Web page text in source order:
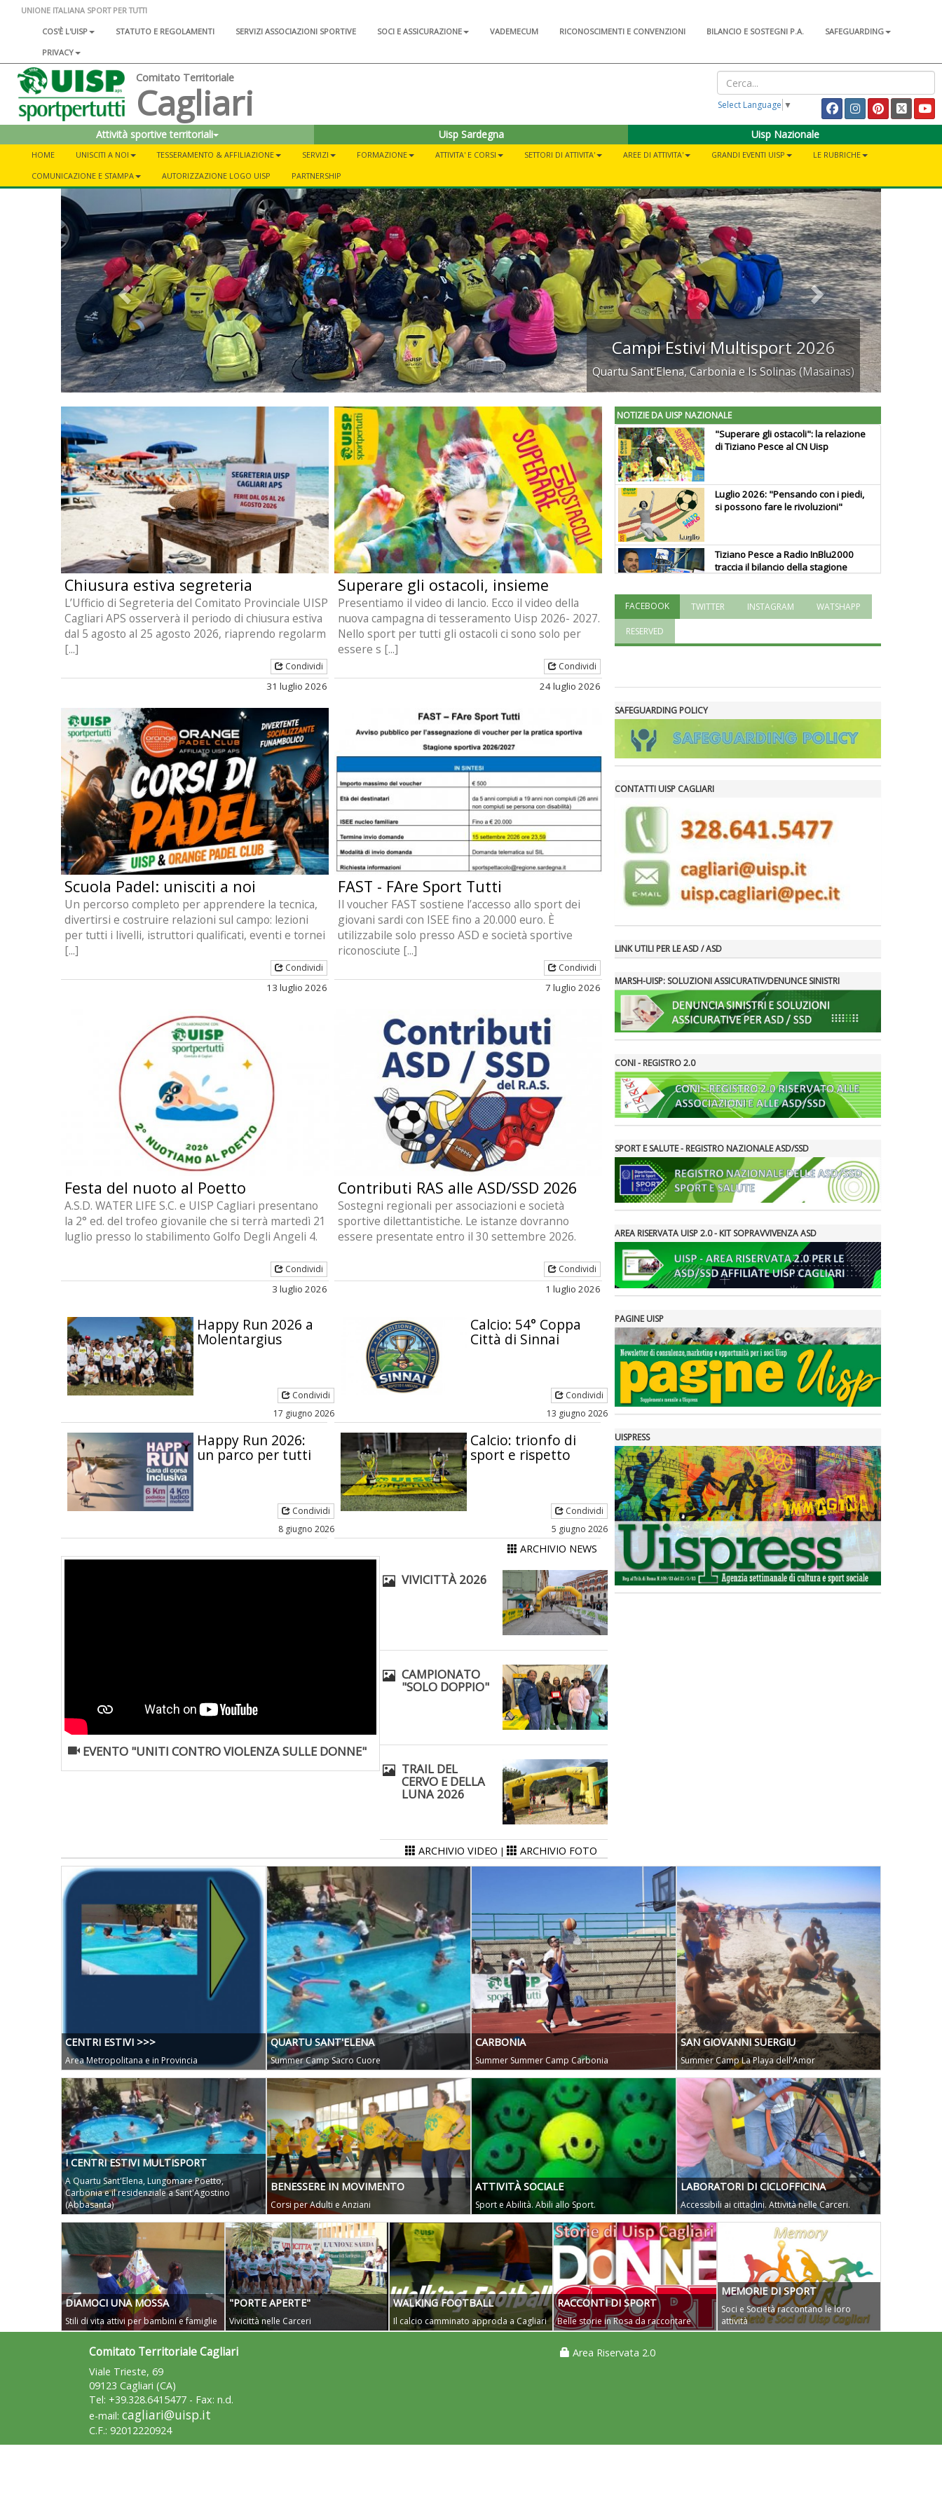
UNIONE ITALIANA SPORT PER TUTTI
COS'È L'UISP
STATUTO E REGOLAMENTI SERVIZI ASSOCIAZIONI SPORTIVE SOCI E ASSICURAZIONE VADEMECUM RICONOSCIMENTI E CONVENZIONI BILANCIO E SOSTEGNI P.A.
SAFEGUARDING
PRIVACY
Comitato Territoriale
Cagliari Select Language ▼
Attività sportive territoriali Uisp Sardegna Uisp Nazionale
HOME UNISCITI A NOI TESSERAMENTO & AFFILIAZIONE SERVIZI FORMAZIONE ATTIVITA' E CORSI SETTORI DI ATTIVITA' AREE DI ATTIVITA' GRANDI EVENTI UISP
LE RUBRICHE
COMUNICAZIONE E STAMPA
AUTORIZZAZIONE LOGO UISP PARTNERSHIP
Salto Triplo
Il Vademecum Uisp 2025-2026
Previous Next
Chiusura estiva segreteria
L’Ufficio di Segreteria del Comitato Provinciale UISP
Cagliari APS osserverà il periodo di chiusura estiva
dal 5 agosto al 25 agosto 2026, riaprendo regolarm
[...]
Condividi
31 luglio 2026
Superare gli ostacoli, insieme
Presentiamo il video di lancio. Ecco il video della
nuova campagna di tesseramento Uisp 2026- 2027.
Nello sport per tutti gli ostacoli ci sono solo per
essere s [...]
Condividi
24 luglio 2026
Scuola Padel: unisciti a noi
Un percorso completo per apprendere la tecnica,
divertirsi e costruire relazioni sul campo: lezioni
per tutti i livelli, istruttori qualificati, eventi e tornei
[...]
Condividi
13 luglio 2026
FAST - FAre Sport Tutti
Il voucher FAST sostiene l’accesso allo sport dei
giovani sardi con ISEE fino a 20.000 euro. È
utilizzabile solo presso ASD e società sportive
riconosciute [...]
Condividi
7 luglio 2026
Festa del nuoto al Poetto
A.S.D. WATER LIFE S.C. e UISP Cagliari presentano
la 2° ed. del trofeo giovanile che si terrà martedì 21
luglio presso lo stabilimento Golfo Degli Angeli 4.
Condividi
3 luglio 2026
Contributi RAS alle ASD/SSD 2026
Sostegni regionali per associazioni e società
sportive dilettantistiche. Le istanze dovranno
essere presentate entro il 30 settembre 2026.
Condividi
1 luglio 2026
Happy Run 2026 a
Molentargius
Condividi
17 giugno 2026
Calcio: 54° Coppa
Città di Sinnai
Condividi
13 giugno 2026
Happy Run 2026:
un parco per tutti
Condividi
8 giugno 2026
Calcio: trionfo di
sport e rispetto
Condividi
5 giugno 2026
ARCHIVIO NEWS
EVENTO "UNITI CONTRO VIOLENZA SULLE DONNE"
VIVICITTÀ 2026
CAMPIONATO
"SOLO DOPPIO"
TRAIL DEL
CERVO E DELLA
LUNA 2026
ARCHIVIO VIDEO | ARCHIVIO FOTO
NOTIZIE DA UISP NAZIONALE
"Superare gli ostacoli": la relazione
di Tiziano Pesce al CN Uisp
Luglio 2026: "Pensando con i piedi,
si possono fare le rivoluzioni"
Tiziano Pesce a Radio InBlu2000
traccia il bilancio della stagione
prosegue anche in estate
Tiziano Pesce nel Cda di
Fondazione Terzjus: prima riunione
a Roma
FACEBOOK TWITTER INSTAGRAM WATSHAPP
RESERVED
SAFEGUARDING POLICY
CONTATTI UISP CAGLIARI
LINK UTILI PER LE ASD / ASD
MARSH-UISP: SOLUZIONI ASSICURATIV/DENUNCE SINISTRI
CONI - REGISTRO 2.0
SPORT E SALUTE - REGISTRO NAZIONALE ASD/SSD
AREA RISERVATA UISP 2.0 - KIT SOPRAVVIVENZA ASD
PAGINE UISP
UISPRESS
CENTRI ESTIVI >>>
Area Metropolitana e in Provincia
QUARTU SANT'ELENA
Summer Camp Sacro Cuore
CARBONIA
Summer Summer Camp Carbonia
SAN GIOVANNI SUERGIU
Summer Camp La Playa dell'Amor
I CENTRI ESTIVI MULTISPORT
A Quartu Sant'Elena, Lungomare Poetto,
Carbonia e il residenziale a Sant'Agostino
(Abbasanta)
BENESSERE IN MOVIMENTO
Corsi per Adulti e Anziani
ATTIVITÀ SOCIALE
Sport e Abilità. Abili allo Sport.
LABORATORI DI CICLOFFICINA
Accessibili ai cittadini. Attività nelle Carceri.
DIAMOCI UNA MOSSA
Stili di vita attivi per bambini e famiglie
"PORTE APERTE"
Vivicittà nelle Carceri
WALKING FOOTBALL
Il calcio camminato approda a Cagliari
RACCONTI DI SPORT
Belle storie in Rosa da raccontare
MEMORIE DI SPORT
Soci e Società raccontano le loro
attività
Comitato Territoriale Cagliari
Viale Trieste, 69
09123 Cagliari (CA)
Tel: +39.328.6415477 - Fax: n.d.
e-mail: cagliari@uisp.it
C.F.: 92012220924
Area Riservata 2.0